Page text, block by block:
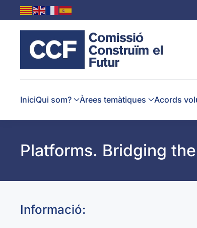
Skip to main content
IniciQui som? Àrees temàtiques Acords
Platforms. Bridging
Informació: